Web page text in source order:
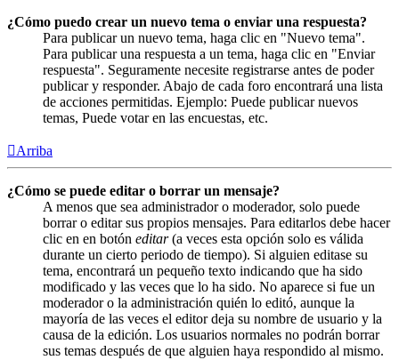
¿Cómo puedo crear un nuevo tema o enviar una respuesta?
Para publicar un nuevo tema, haga clic en "Nuevo tema".
Para publicar una respuesta a un tema, haga clic en "Enviar
respuesta". Seguramente necesite registrarse antes de poder
publicar y responder. Abajo de cada foro encontrará una lista
de acciones permitidas. Ejemplo: Puede publicar nuevos
temas, Puede votar en las encuestas, etc.
Arriba
¿Cómo se puede editar o borrar un mensaje?
A menos que sea administrador o moderador, solo puede
borrar o editar sus propios mensajes. Para editarlos debe hacer
clic en en botón editar(a veces esta opción solo es válida
durante un cierto periodo de tiempo). Si alguien editase su
tema, encontrará un pequeño texto indicando que ha sido
modificado y las veces que lo ha sido. No aparece si fue un
moderador o la administración quién lo editó, aunque la
mayoría de las veces el editor deja su nombre de usuario y la
causa de la edición. Los usuarios normales no podrán borrar
sus temas después de que alguien haya respondido al mismo.